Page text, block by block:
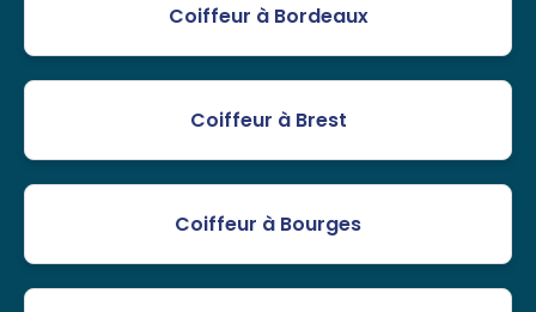
Coiffeur à Bordeaux
Coiffeur à Brest
Coiffeur à Bourges